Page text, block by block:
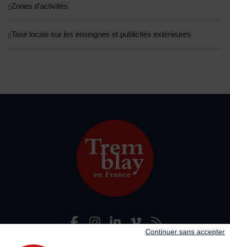
Continuer sans accepter
Zones d'activités
Taxe locale sur les enseignes et publicités extérieures
Nous suivre
Facebook
InstagramLinkedIn
Adresse dans le pied de page